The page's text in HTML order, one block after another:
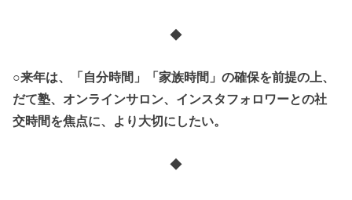
◆
○来年は、「自分時間」「家族時間」の確保を前提の上、
だて塾、オンラインサロン、インスタフォロワーとの社
交時間を焦点に、より大切にしたい。
◆